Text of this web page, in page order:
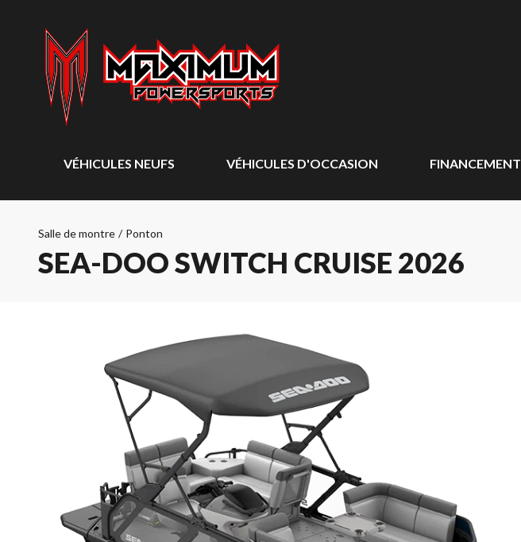
VÉHICULES NEUFS VÉHICULES D'OCCASION FINANCEMENT
Salle de montre / Ponton
SEA-DOO SWITCH CRUISE 2026